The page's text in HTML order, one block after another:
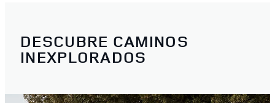
DESCUBRE CAMINOS
INEXPLORADOS